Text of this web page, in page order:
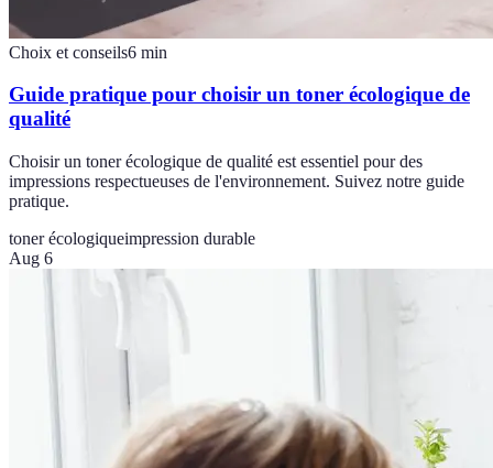
Choix et conseils6 min
Guide pratique pour choisir un toner écologique de
qualité
Choisir un toner écologique de qualité est essentiel pour des
impressions respectueuses de l'environnement. Suivez notre guide
pratique.
toner écologiqueimpression durable
Aug 6